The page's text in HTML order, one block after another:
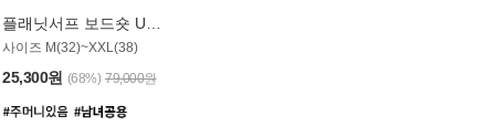
플래닛서프 보드숏 UMB008YPS
사이즈 M(32)~XXL(38)
25,300원 (68%) 79,000원